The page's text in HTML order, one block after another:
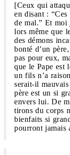
[Ceux qui
en disant :
de mal.” Et moi
lors même que
des démons
bonté d’un
pas pour eux,
que le Pape est
un fils n’a
serait-il
père est un si
envers lui. De
tirons du corps
bienfaits si
pourront jamais